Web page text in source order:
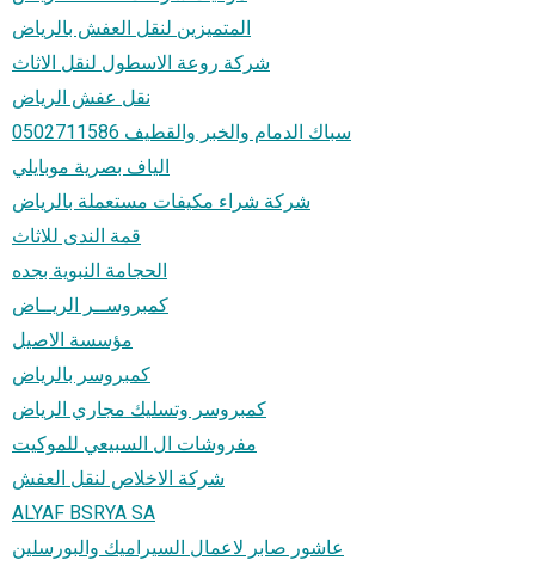
المتميزين لنقل العفش بالرياض
شركة روعة الاسطول لنقل الاثاث
نقل عفش الرياض
سباك الدمام والخبر والقطيف 0502711586
الياف بصرية موبايلي
شركة شراء مكيفات مستعملة بالرياض
قمة الندى للاثاث
الحجامة النبوية بجده
كمبروســر الريــاض
مؤسسة الاصيل
كمبروسر بالرياض
كمبروسر وتسليك مجاري الرياض
مفروشات ال السبيعي للموكيت
شركة الاخلاص لنقل العفش
ALYAF BSRYA SA
عاشور صابر لاعمال السيراميك والبورسلين